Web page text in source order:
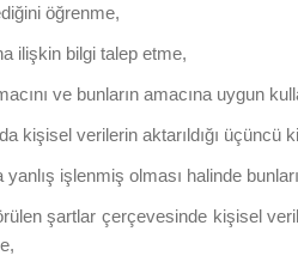
öğrenme,
ilişkin bilgi talep etme,
ve bunların amacına uygun
kişisel verilerin aktarıldığı üçüncü
işlenmiş olması halinde
şartlar çerçevesinde kişisel